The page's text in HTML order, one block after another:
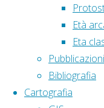
Età
Eta
Pubblicazioni
Bibliografia
Cartografia
Territorio,Eta